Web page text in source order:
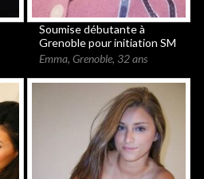
Soumise débutante à
Grenoble pour initiation SM
Emma,Grenoble, 32 ans